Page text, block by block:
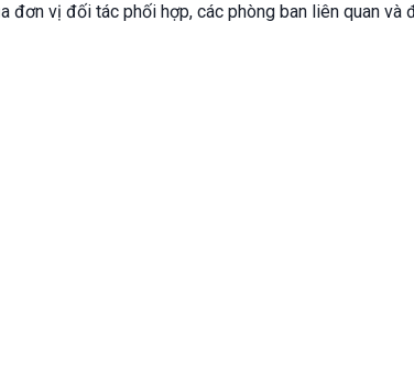
đơn vị đối tác phối hợp, các phòng ban liên quan